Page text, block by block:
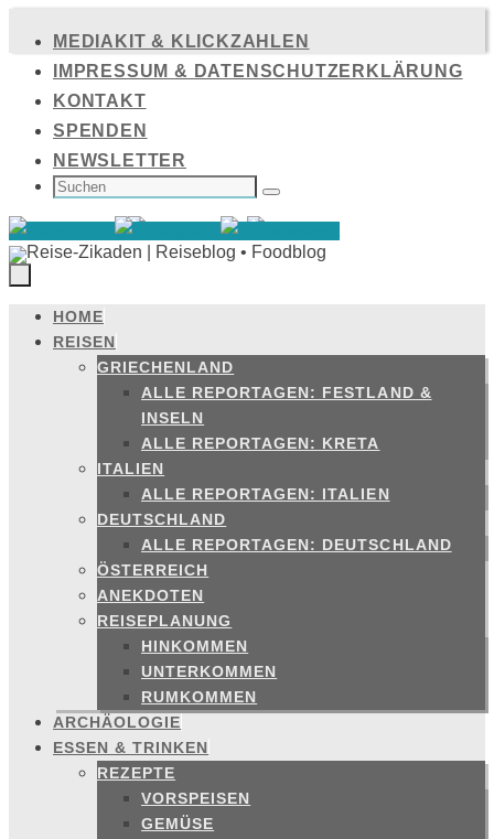
Inhalt
springen
MEDIAKIT & KLICKZAHLEN
IMPRESSUM & DATENSCHUTZERKLÄRUNG
KONTAKT
SPENDEN
NEWSLETTER
SUCHEN
NACH: Suchen
Zum
Inhalt
springen
HOME
REISEN
GRIECHENLAND
ALLE REPORTAGEN: FESTLAND &
INSELN
ALLE REPORTAGEN: KRETA
ITALIEN
ALLE REPORTAGEN: ITALIEN
DEUTSCHLAND
ALLE REPORTAGEN: DEUTSCHLAND
ÖSTERREICH
ANEKDOTEN
REISEPLANUNG
HINKOMMEN
UNTERKOMMEN
RUMKOMMEN
ARCHÄOLOGIE
ESSEN & TRINKEN
REZEPTE
VORSPEISEN
GEMÜSE